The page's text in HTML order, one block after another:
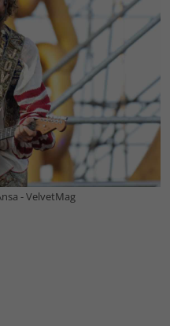
- VelvetMag